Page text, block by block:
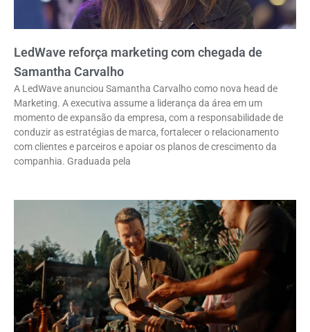
LedWave reforça marketing com chegada de
Samantha Carvalho
A LedWave anunciou Samantha Carvalho como nova head de
Marketing. A executiva assume a liderança da área em um
momento de expansão da empresa, com a responsabilidade de
conduzir as estratégias de marca, fortalecer o relacionamento
com clientes e parceiros e apoiar os planos de crescimento da
companhia. Graduada pela